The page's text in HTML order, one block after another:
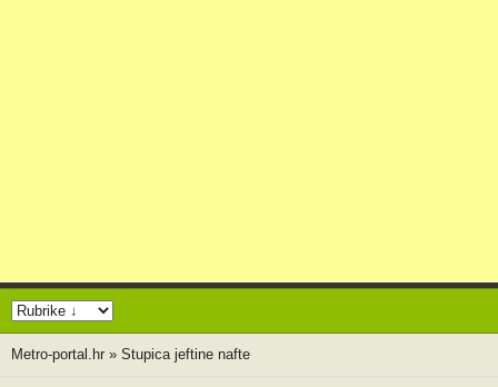
Metro-portal.hr » Stupica jeftine nafte